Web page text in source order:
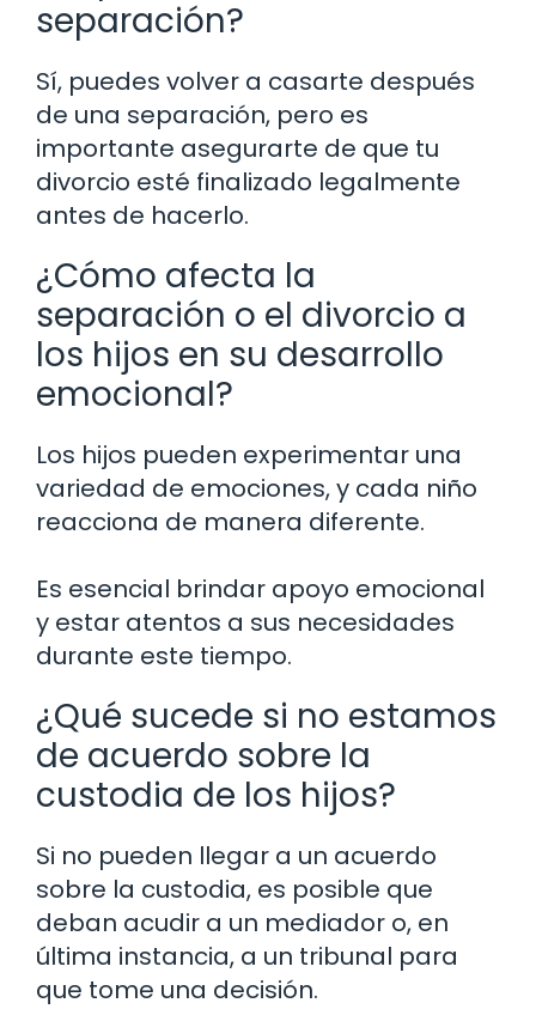
separación?
Sí, puedes volver a casarte después
de una separación, pero es
importante asegurarte de que tu
divorcio esté finalizado legalmente
antes de hacerlo.
¿Cómo afecta la
separación o el divorcio a
los hijos en su desarrollo
emocional?
Los hijos pueden experimentar una
variedad de emociones, y cada niño
reacciona de manera diferente.
Es esencial brindar apoyo emocional
y estar atentos a sus necesidades
durante este tiempo.
¿Qué sucede si no estamos
de acuerdo sobre la
custodia de los hijos?
Si no pueden llegar a un acuerdo
sobre la custodia, es posible que
deban acudir a un mediador o, en
última instancia, a un tribunal para
que tome una decisión.